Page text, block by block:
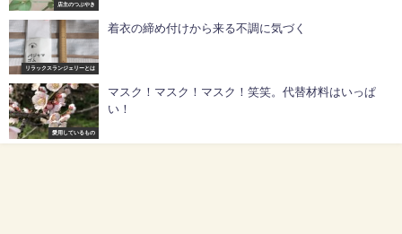
店主のつぶやき
リラックスランジェリーとは
着衣の締め付けから来る不調に気づく
愛用しているもの
マスク！マスク！マスク！笑笑。代替材料はいっぱ
い！